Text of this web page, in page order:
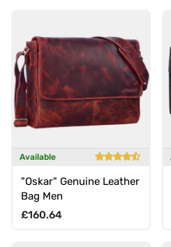
Available
"Oskar" Genuine Leather
Bag Men
Regular price
£160.64